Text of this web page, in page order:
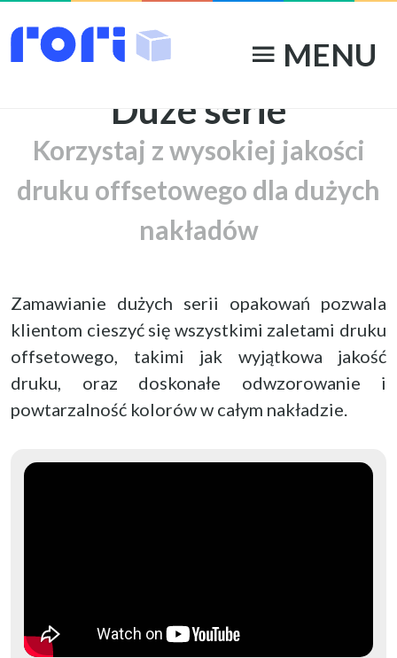
menu MENU
Duże serie
Korzystaj z wysokiej jakości
druku offsetowego dla dużych
nakładów
Zamawianie dużych serii opakowań pozwala
klientom cieszyć się wszystkimi zaletami druku
offsetowego, takimi jak wyjątkowa jakość
druku, oraz doskonałe odwzorowanie i
powtarzalność kolorów w całym nakładzie.